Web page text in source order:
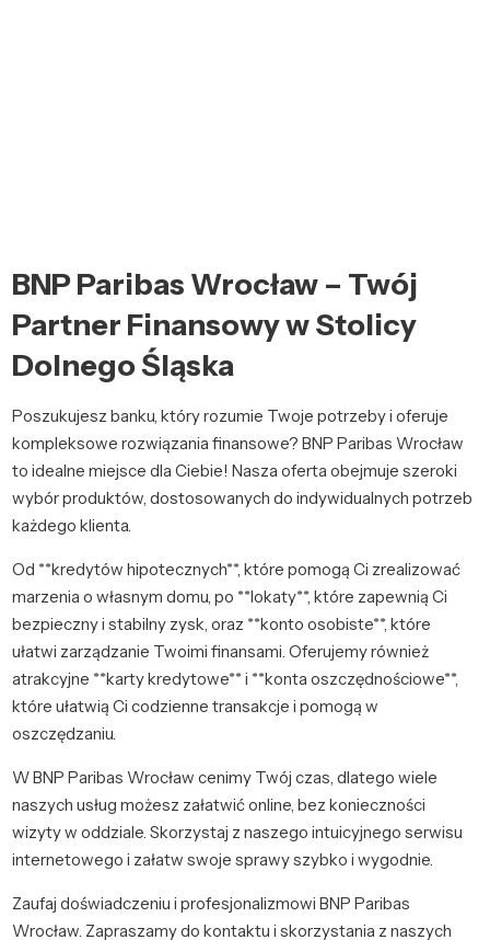
BNP Paribas Wrocław – Twój
Partner Finansowy w Stolicy
Dolnego Śląska
Poszukujesz banku, który rozumie Twoje potrzeby i oferuje
kompleksowe rozwiązania finansowe? BNP Paribas Wrocław
to idealne miejsce dla Ciebie! Nasza oferta obejmuje szeroki
wybór produktów, dostosowanych do indywidualnych potrzeb
każdego klienta.
Od **kredytów hipotecznych**, które pomogą Ci zrealizować
marzenia o własnym domu, po **lokaty**, które zapewnią Ci
bezpieczny i stabilny zysk, oraz **konto osobiste**, które
ułatwi zarządzanie Twoimi finansami. Oferujemy również
atrakcyjne **karty kredytowe** i **konta oszczędnościowe**,
które ułatwią Ci codzienne transakcje i pomogą w
oszczędzaniu.
W BNP Paribas Wrocław cenimy Twój czas, dlatego wiele
naszych usług możesz załatwić online, bez konieczności
wizyty w oddziale. Skorzystaj z naszego intuicyjnego serwisu
internetowego i załatw swoje sprawy szybko i wygodnie.
Zaufaj doświadczeniu i profesjonalizmowi BNP Paribas
Wrocław. Zapraszamy do kontaktu i skorzystania z naszych